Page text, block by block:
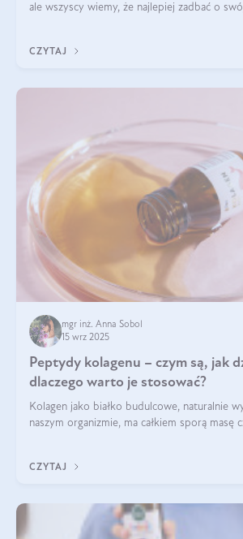
ale wszyscy wiemy, że najlepiej zadbać o
wysokiej jakości suplem
CZYTAJ
mgr inż. Anna Sobol
15 wrz 2025
Peptydy kolagenu – czym są, jak
dlaczego warto je stosować?
Kolagen jako białko budulcowe, naturalnie
naszym organizmie, ma całkiem sporą masę
bardziej biodostępny
CZYTAJ